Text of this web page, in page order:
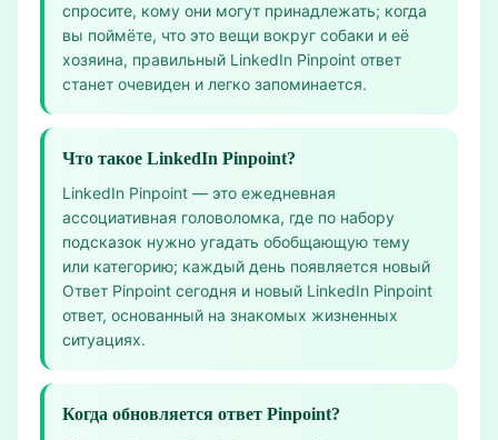
спросите, кому они могут принадлежать; когда
вы поймёте, что это вещи вокруг собаки и её
хозяина, правильный LinkedIn Pinpoint ответ
станет очевиден и легко запоминается.
Что такое LinkedIn Pinpoint?
LinkedIn Pinpoint — это ежедневная
ассоциативная головоломка, где по набору
подсказок нужно угадать обобщающую тему
или категорию; каждый день появляется новый
Ответ Pinpoint сегодня и новый LinkedIn Pinpoint
ответ, основанный на знакомых жизненных
ситуациях.
Когда обновляется ответ Pinpoint?